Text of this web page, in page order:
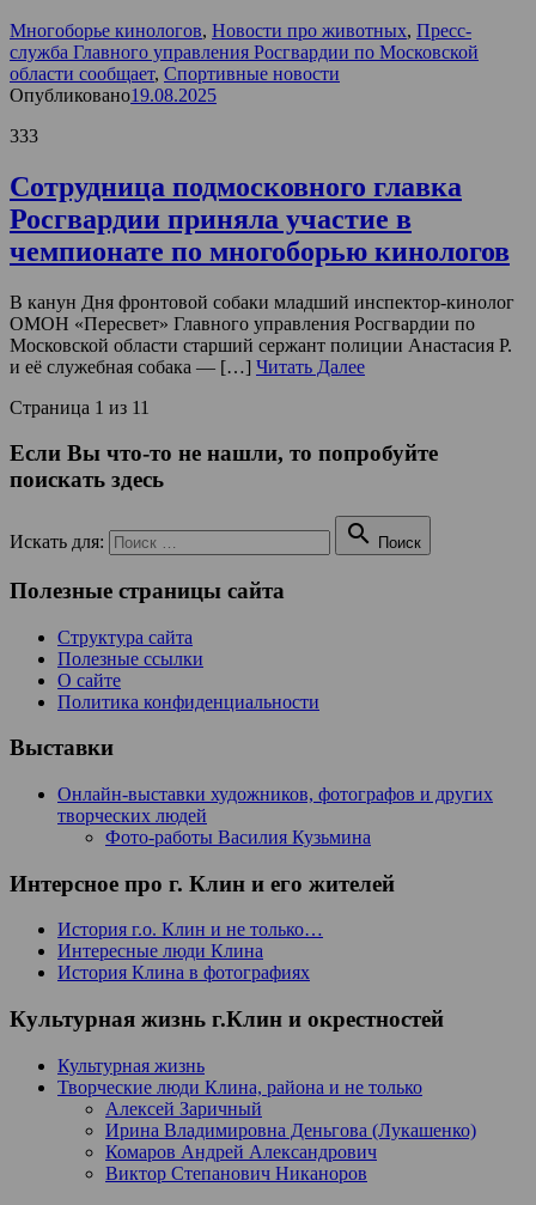
Многоборье кинологов, Новости про животных, Пресс-
служба Главного управления Росгвардии по Московской
области сообщает, Спортивные новости
Опубликовано19.08.2025
333
Сотрудница подмосковного главка
Росгвардии приняла участие в
чемпионате по многоборью кинологов
В канун Дня фронтовой собаки младший инспектор-кинолог
ОМОН «Пересвет» Главного управления Росгвардии по
Московской области старший сержант полиции Анастасия Р.
и её служебная собака — […] Читать Далее
Страница 1 из 11
Если Вы что-то не нашли, то попробуйте
поискать здесь
Искать для:  Поиск
Полезные страницы сайта
Структура сайта
Полезные ссылки
О сайте
Политика конфиденциальности
Выставки
Онлайн-выставки художников, фотографов и других
творческих людей
Фото-работы Василия Кузьмина
Интерсное про г. Клин и его жителей
История г.о. Клин и не только…
Интересные люди Клина
История Клина в фотографиях
Культурная жизнь г.Клин и окрестностей
Культурная жизнь
Творческие люди Клина, района и не только
Алексей Заричный
Ирина Владимировна Деньгова (Лукашенко)
Комаров Андрей Александрович
Виктор Степанович Никаноров